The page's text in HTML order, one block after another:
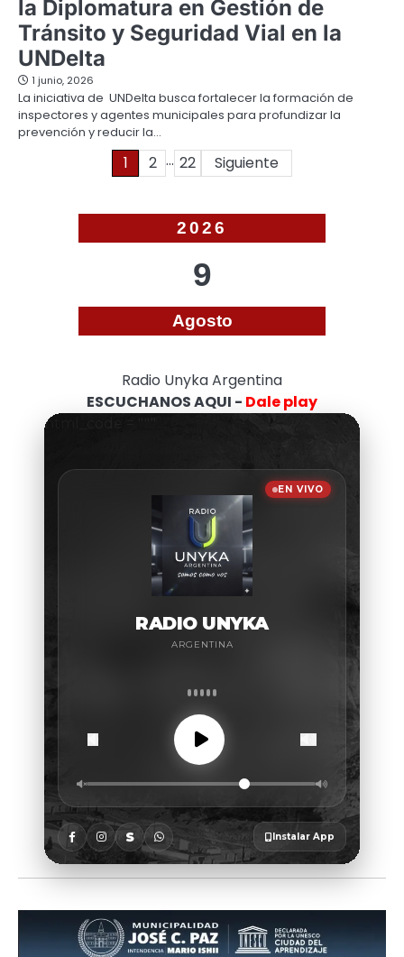
la Diplomatura en Gestión de
Tránsito y Seguridad Vial en la
UNDelta
1 junio, 2026
La iniciativa de UNDelta busca fortalecer la formación de
inspectores y agentes municipales para profundizar la
prevención y reducir la…
Paginación1 2 … 22 Siguiente
2026
9
Agosto
Radio Unyka Argentina
ESCUCHANOS AQUI - Dale play